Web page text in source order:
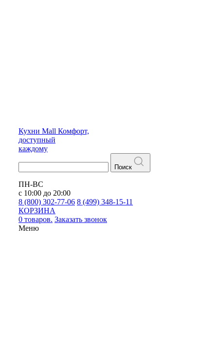
Кухни Mall Комфорт,
доступный
каждому
Поиск
ПН-ВС
с 10:00 до 20:00
8 (800) 302-77-06 8 (499) 348-15-11
КОРЗИНА
0 товаров. Заказать звонок
Меню